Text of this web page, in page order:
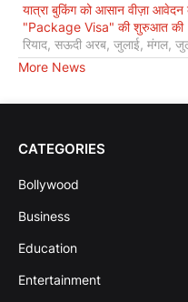
यात्रा बुकिंग को आसान वीज़ा
"Package Visa" की शुरुआत की
रियाद, सऊदी अरब, जुलाई, मंगल,
More News
CATEGORIES
Bollywood
Business
Education
Entertainment